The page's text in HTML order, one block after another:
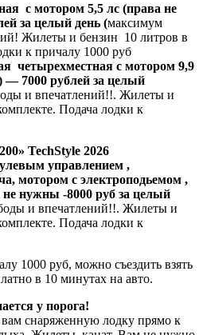
с мотором 5,5 лс (права не
за целый день (максимум
Жилеты и бензин 10 литров в
к причалу 1000 руб
четырехместная с мотором 9,9
7000 рублей за целый
и впечатлений!!. Жилеты и
Подача лодки к
TechStyle 2026
управлением ,
мотором с электроподьемом ,
не нужны -8000 руб за целый
и впечатлений!!. Жилеты и
Подача лодки к
1000 руб, можно съездить взять
в 10 минутах на авто.
у порога!
снаряженную лодку прямо к